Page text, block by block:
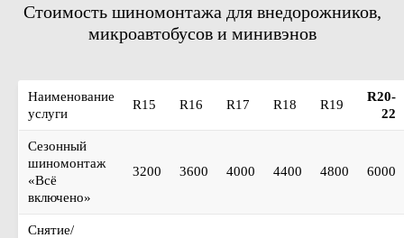
Стоимость шиномонтажа для внедорожников,
микроавтобусов и минивэнов
Наименование
услуги
R15 R16 R17 R18 R19
R20-
22
Сезонный
шиномонтаж
«Всё
включено»
3200 3600 4000 4400 4800 6000
Снятие/